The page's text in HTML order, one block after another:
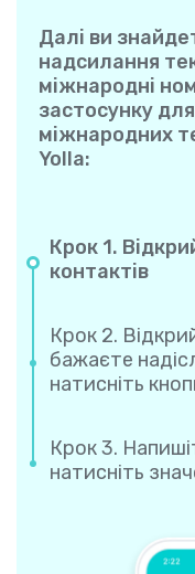
Далі ви
надсилання
міжнародні
застосунку
міжнародних
Yolla:
Крок 1.
контактів
Крок 2.
бажаєте
натисніть
Крок 3.
натисніть